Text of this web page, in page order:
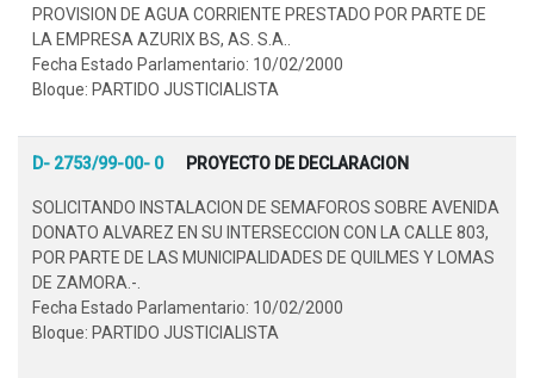
PROVISION DE AGUA CORRIENTE PRESTADO POR PARTE DE
LA EMPRESA AZURIX BS, AS. S.A..
Fecha Estado Parlamentario: 10/02/2000
Bloque: PARTIDO JUSTICIALISTA
D- 2753/99-00- 0 PROYECTO DE DECLARACION
SOLICITANDO INSTALACION DE SEMAFOROS SOBRE AVENIDA
DONATO ALVAREZ EN SU INTERSECCION CON LA CALLE 803,
POR PARTE DE LAS MUNICIPALIDADES DE QUILMES Y LOMAS
DE ZAMORA.-.
Fecha Estado Parlamentario: 10/02/2000
Bloque: PARTIDO JUSTICIALISTA